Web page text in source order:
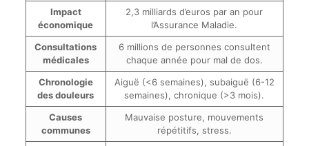
Impact
économique
2,3 milliards d’euros par an pour
l’Assurance Maladie.
Consultations
médicales
6 millions de personnes consultent
chaque année pour mal de dos.
Chronologie
des douleurs
Aiguë (<6 semaines), subaiguë (6-12
semaines), chronique (>3 mois).
Causes
communes
Mauvaise posture, mouvements
répétitifs, stress.